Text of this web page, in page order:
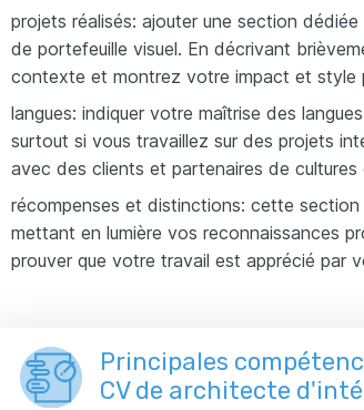
projets réalisés: ajouter une section
de portefeuille visuel. En décrivant
contexte et montrez votre impact et style
langues: indiquer votre maîtrise des
surtout si vous travaillez sur des projets
avec des clients et partenaires de
récompenses et distinctions: cette
mettant en lumière vos reconnaissances
prouver que votre travail est apprécié par
Principales
CV de architecte